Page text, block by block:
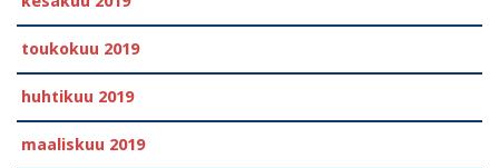
toukokuu 2019
huhtikuu 2019
maaliskuu 2019